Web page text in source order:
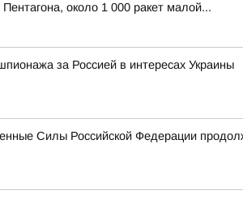
около 1 000 ракет малой...
за Россией в интересах Украины
Силы Российской Федерации